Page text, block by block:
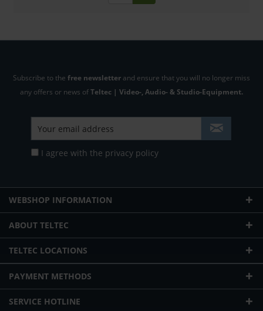
Subscribe to the free newsletter and ensure that you will no longer miss
any offers or news ofTeltec | Video-, Audio- & Studio-Equipment.
I agree with the privacy policy
WEBSHOP INFORMATION
ABOUT TELTEC
TELTEC LOCATIONS
PAYMENT METHODS
SERVICE HOTLINE